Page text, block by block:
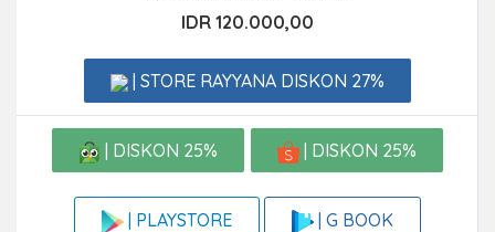
IDR 120.000,00
| STORE RAYYANA DISKON 27%
| DISKON 25% | DISKON 25%
| PLAYSTORE | G BOOK